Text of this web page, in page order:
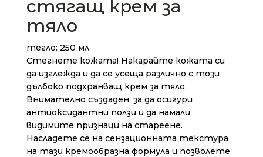
стягащ крем за
тяло
тегло: 250 мл.
Стегнете кожата! Накарайте кожата си
да изглежда и да се усеща различно с този
дълбоко подхранващ крем за тяло.
Внимателно създаден, за да осигури
антиоксидантни ползи и да намали
видимите признаци на стареене.
Насладете се на сензационната текстура
на тази кремообразна формула и позволете